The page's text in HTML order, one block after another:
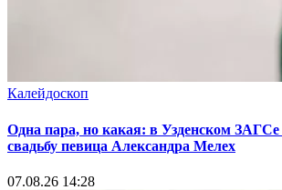
Калейдоскоп
Одна пара, но какая: в Узденском ЗАГСе
свадьбу певица Александра Мелех
07.08.26 14:28